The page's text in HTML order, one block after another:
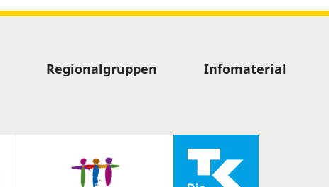
Regionalgruppen Infomaterial